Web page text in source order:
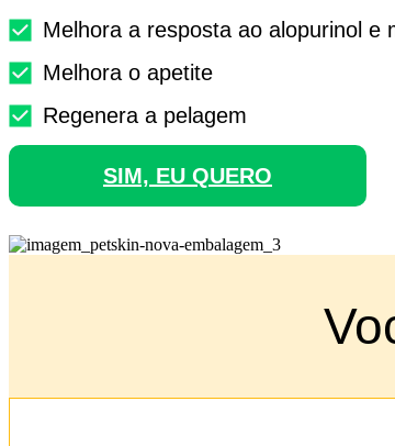
Melhora a resposta ao alopurinol e
Melhora o apetite
Regenera a pelagem
SIM, EU QUERO